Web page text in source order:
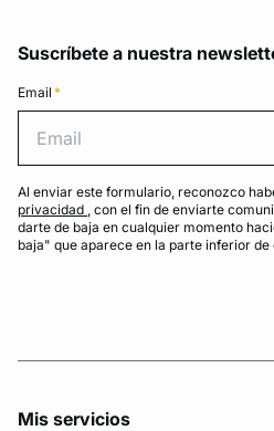
Suscríbete a nuestra
Email *
Al enviar este formulario, reconozco
privacidad , con el fin de enviarte
darte de baja en cualquier momento
baja" que aparece en la parte inferior
Mis servicios